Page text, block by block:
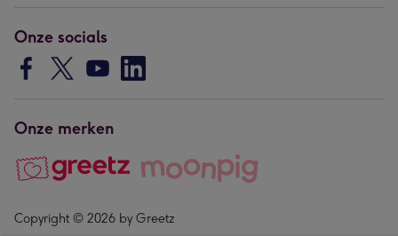
Onze socials
Onze merken
Copyright © 2026 by Greetz